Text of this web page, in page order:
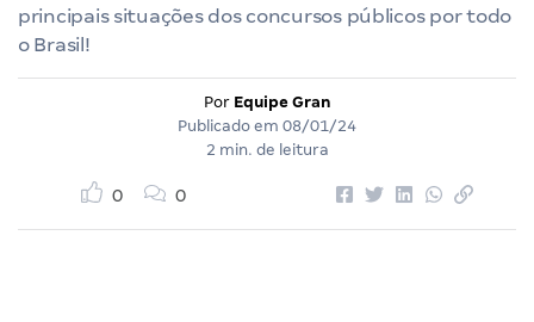
principais situações dos concursos públicos por todo
o Brasil!
Por Equipe Gran
Publicado em 08/01/24
2 min. de leitura
0 0